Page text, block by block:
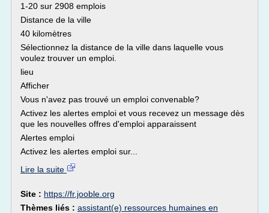
1-20 sur 2908 emplois
Distance de la ville
40 kilomètres
Sélectionnez la distance de la ville dans laquelle vous
voulez trouver un emploi.
lieu
Afficher
Vous n'avez pas trouvé un emploi convenable?
Activez les alertes emploi et vous recevez un message dès
que les nouvelles offres d'emploi apparaissent
Alertes emploi
Activez les alertes emploi sur...
Lire la suite
Site : https://fr.jooble.org
Thèmes liés : assistant(e) ressources humaines en